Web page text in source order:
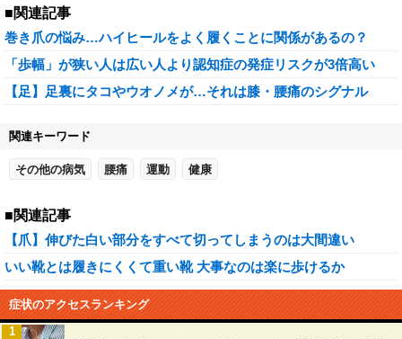
■関連記事
巻き爪の悩み…ハイヒールをよく履くことに関係があるの？
「歩幅」が狭い人は広い人より認知症の発症リスクが3倍高い
【足】足裏にタコやウオノメが…それは膝・腰痛のシグナル
関連キーワード
その他の病気 腰痛 運動 健康
■関連記事
【爪】伸びた白い部分をすべて切ってしまうのは大間違い
いい靴とは履きにくくて重い靴 大事なのは楽に歩けるか
症状のアクセスランキング
1